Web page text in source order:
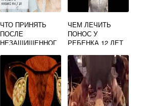
ЧТО ПРИНЯТЬ
ПОСЛЕ
НЕЗАЩИЩЕННОГ
БЕРЕМЕННОСТИ
ЧЕМ ЛЕЧИТЬ
ПОНОС У
РЕБЕНКА 12 ЛЕТ